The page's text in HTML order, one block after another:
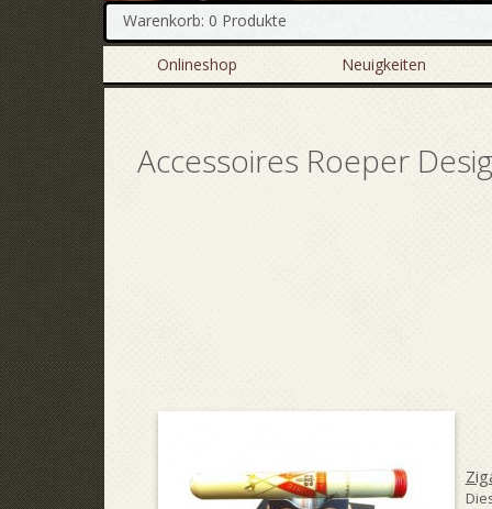
Warenkorb: 0 Produkte
Onlineshop Neuigkeiten
Accessoires Roeper